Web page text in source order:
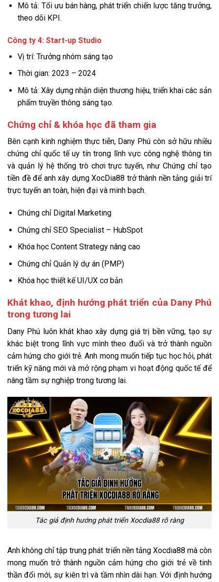
Mô tả: Tối ưu bán hàng, phát triển chiến lược tăng trưởng,
theo dõi KPI.
Công ty 4: Start-up Studio
Vị trí: Trưởng nhóm sáng tạo
Thời gian: 2023 – 2024
Mô tả: Xây dựng nhận diện thương hiệu, triển khai các sản
phẩm truyền thông sáng tạo.
Chứng chỉ & khóa học đã tham gia
Bên cạnh kinh nghiệm thực tiễn, Dany Phú còn sở hữu nhiều
chứng chỉ quốc tế uy tín trong lĩnh vực công nghệ thông tin
và quản lý hệ thống trò chơi trực tuyến, như Chứng chỉ tạo
tiền đề để anh xây dựng XocDia88 trở thành nền tảng giải trí
trực tuyến an toàn, hiện đại và minh bạch.
Chứng chỉ Digital Marketing
Chứng chỉ SEO Specialist – HubSpot
Khóa học Content Strategy nâng cao
Chứng chỉ Quản lý dự án (PMP)
Khóa học thiết kế UI/UX cơ bản
Khát khao, định hướng phát triển của Dany Phú
trong tương lai
Dany Phú luôn khát khao xây dựng giá trị bền vững, tạo sự
khác biệt trong lĩnh vực mình theo đuổi và trở thành nguồn
cảm hứng cho giới trẻ. Anh mong muốn tiếp tục học hỏi, phát
triển kỹ năng mới và mở rộng phạm vi hoạt động quốc tế để
nâng tầm sự nghiệp trong tương lai.
Tác giả định hướng phát triển Xocdia88 rõ ràng
Anh không chỉ tập trung phát triển nền tảng Xocdia88 mà còn
mong muốn trở thành nguồn cảm hứng cho giới trẻ về tinh
thần đổi mới, sự kiên trì và tầm nhìn dài hạn. Với định hướng